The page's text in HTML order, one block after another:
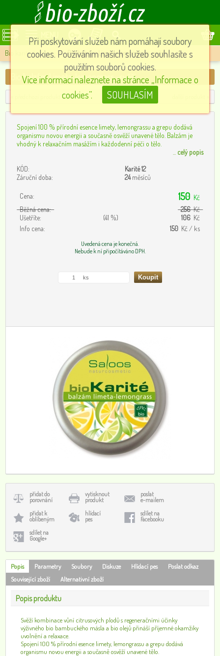
MENU
Bio karité-balzámy » Bio balzám Limeta-lemongrass -svěží
Bio balzám Limeta-lemongrass -svěží
Spojení 100 % přírodní esence limety, lemongrassu a grepu dodává
organismu novou energii a současně osvěží unavené tělo. Balzám je
vhodný k relaxačním masážím i každodenní péči o tělo.
celý popis
KÓD:
Karité 12
Záruční doba:
24měsíců
Cena: 150 Kč
Běžná cena:
256Kč
Ušetříte:
(41 %) 106 Kč
Info cena:
150 Kč / ks
Uvedená cena je konečná.
Nebude k ní připočítáváno DPH.
přidat do
porovnání
vytisknout
produkt
poslat
e-mailem
přidat k
oblíbeným
hlídací
pes
sdílet na
Facebooku
sdílet na
Google+
Popis Parametry Soubory Diskuze Hlídací pes
Poslat odkaz
Související zboží
Alternativní zboží
Popis produktu
Svěží kombinace vůní citrusových plodů s regeneračními účinky
výživného bio bambuckého másla a bio olejů přináší příjemné okamžiky
uvolnění a relaxace.
Spojení 100 % přírodní esence limety, lemongrassu a grepu dodává
organismu novou energii a současně osvěží unavené tělo.
Při poskytování služeb nám pomáhají soubory
cookies. Používáním našich služeb souhlasíte s
použitím souborů cookies.
Více informací naleznete na stránce „Informace o
cookies”.
SOUHLASÍM